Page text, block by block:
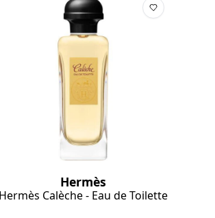
Hermès
Hermès Calèche - Eau de Toilette